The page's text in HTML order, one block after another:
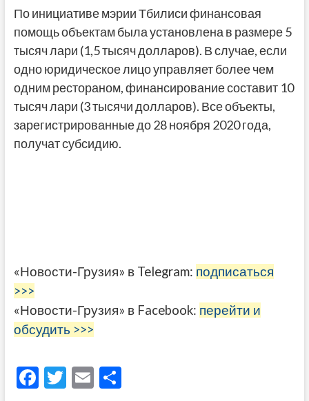
По инициативе мэрии Тбилиси финансовая
помощь объектам была установлена в размере 5
тысяч лари (1,5 тысяч долларов). В случае, если
одно юридическое лицо управляет более чем
одним рестораном, финансирование составит 10
тысяч лари (3 тысячи долларов). Все объекты,
зарегистрированные до 28 ноября 2020 года,
получат субсидию.
«Новости-Грузия» в Telegram: подписаться
>>>
«Новости-Грузия» в Facebook: перейти и
обсудить >>>
F T E О